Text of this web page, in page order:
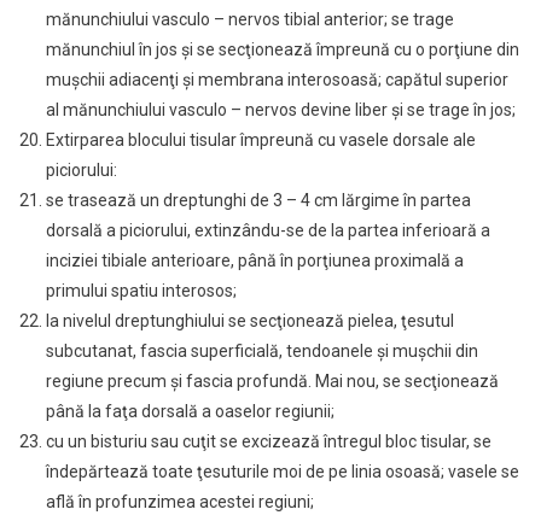
mănunchiului vasculo – nervos tibial anterior; se trage
mănunchiul în jos şi se secţionează împreună cu o porţiune din
muşchii adiacenţi şi membrana interosoasă; capătul superior
al mănunchiului vasculo – nervos devine liber şi se trage în jos;
Extirparea blocului tisular împreună cu vasele dorsale ale
piciorului:
se trasează un dreptunghi de 3 – 4 cm lărgime în partea
dorsală a piciorului, extinzându-se de la partea inferioară a
inciziei tibiale anterioare, până în porţiunea proximală a
primului spatiu interosos;
la nivelul dreptunghiului se secţionează pielea, ţesutul
subcutanat, fascia superficială, tendoanele şi muşchii din
regiune precum şi fascia profundă. Mai nou, se secţionează
până la faţa dorsală a oaselor regiunii;
cu un bisturiu sau cuţit se excizează întregul bloc tisular, se
îndepărtează toate ţesuturile moi de pe linia osoasă; vasele se
află în profunzimea acestei regiuni;